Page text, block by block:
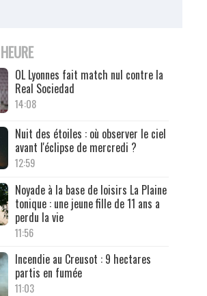
OL Lyonnes fait match nul contre la
Real Sociedad
14:08
Nuit des étoiles : où observer le ciel
avant l'éclipse de mercredi ?
12:59
Noyade à la base de loisirs La Plaine
tonique : une jeune fille de 11 ans a
perdu la vie
11:56
Incendie au Creusot : 9 hectares
partis en fumée
11:03